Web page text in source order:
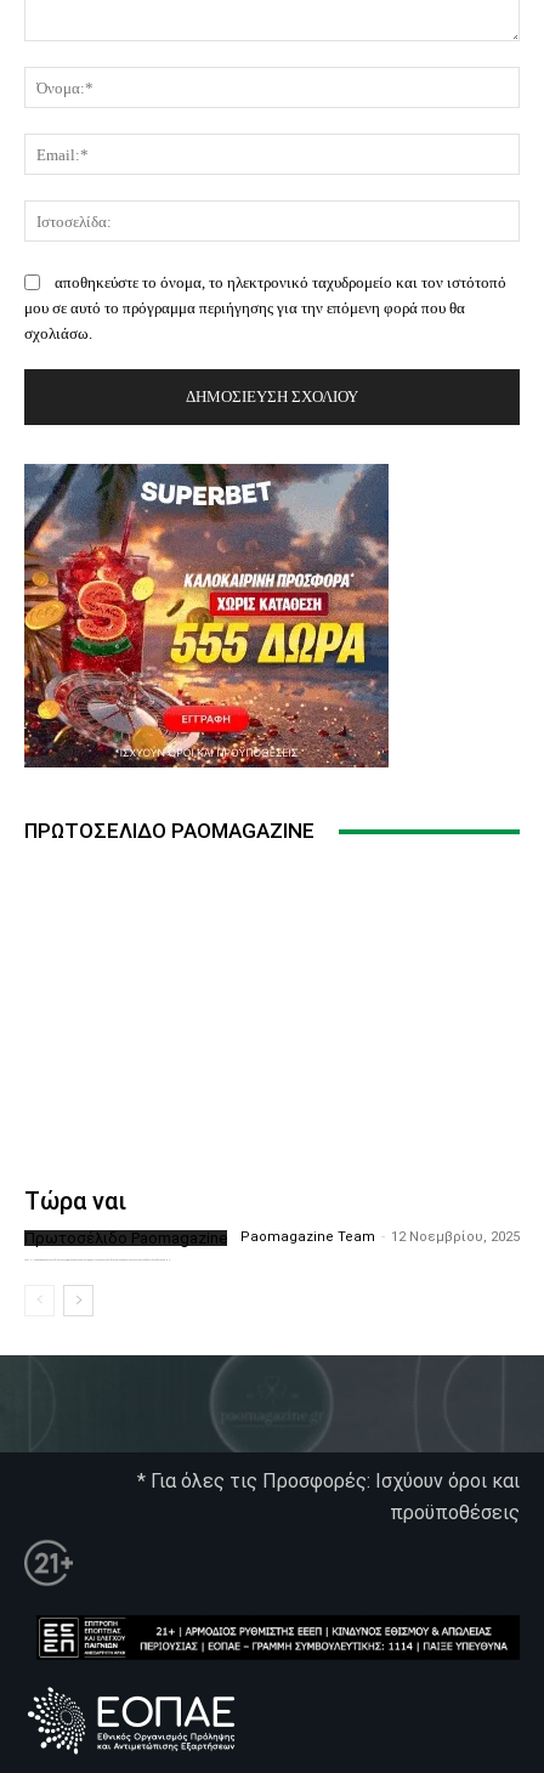
αποθηκεύστε το όνομα, το ηλεκτρονικό ταχυδρομείο και τον ιστότοπό
μου σε αυτό το πρόγραμμα περιήγησης για την επόμενη φορά που θα
σχολιάσω.
ΠΡΩΤΟΣΈΛΙΔΟ PAOMAGAZINE
Τώρα ναι
Πρωτοσέλιδο Paomagazine Paomagazine Team - 12 Νοεμβρίου, 2025
* Για όλες τις Προσφορές: Ισχύουν όροι και
προϋποθέσεις